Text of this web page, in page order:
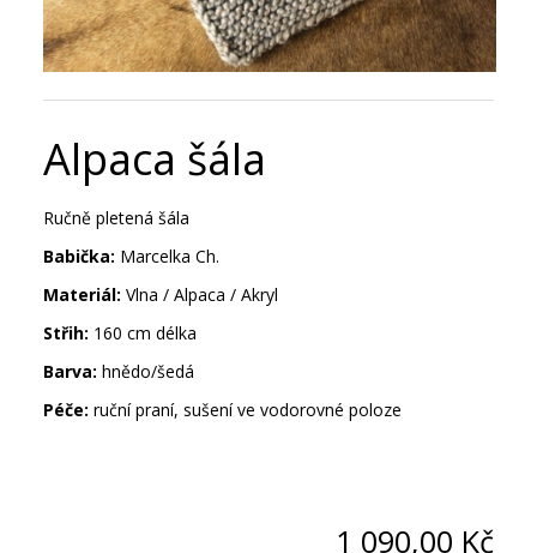
Alpaca šála
Ručně pletená šála
Babička: Marcelka Ch.
Materiál: Vlna / Alpaca / Akryl
Střih: 160 cm délka
Barva: hnědo/šedá
Péče: ruční praní, sušení ve vodorovné poloze
1 090,00 Kč